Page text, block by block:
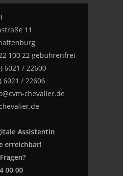
11
100 22 gebührenfrei
6021 / 22600
6021 / 22606
chevalier.de
Assistentin
erreichbar!
00 00